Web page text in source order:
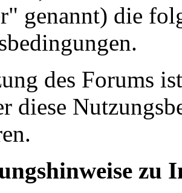
genannt) die
des Forums
diese
zu